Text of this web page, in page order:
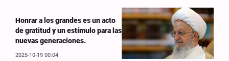
Honrar a los grandes es un acto
de gratitud y un estímulo para las
nuevas generaciones.
2025-10-19 00:04